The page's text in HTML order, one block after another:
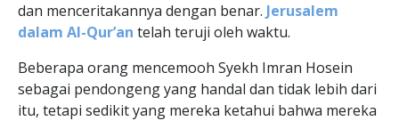
dan menceritakannya dengan benar. Jerusalem
dalam Al-Qur’an telah teruji oleh waktu.
Beberapa orang mencemooh Syekh Imran Hosein
sebagai pendongeng yang handal dan tidak lebih dari
itu, tetapi sedikit yang mereka ketahui bahwa mereka